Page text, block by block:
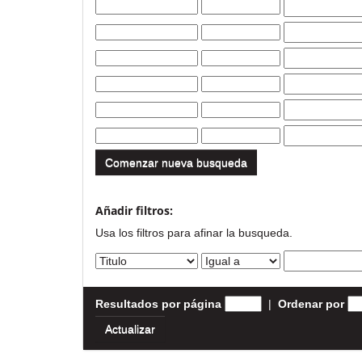
Comenzar nueva busqueda
Añadir filtros:
Usa los filtros para afinar la busqueda.
Resultados por página | Ordenar por